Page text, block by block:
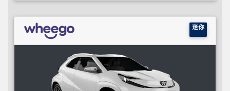
迷你